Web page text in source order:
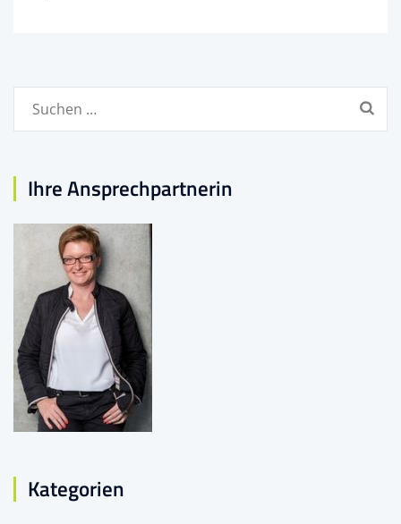
Suchen
Ihre Ansprechpartnerin
Kategorien